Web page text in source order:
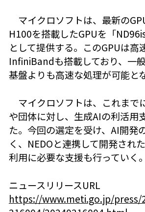
マイクロソフトは、最新の
H100を搭載したGPUを「
として提供する。このGPUは高
InfiniBandも搭載しており、一
基盤よりも高速な処理が可能と
マイクロソフトは、これまで
や団体に対し、生成AIの利活用
た。今回の選定を受け、AI開発
く、NEDOと連携して開発され
利用に必要な支援も行っていく。
ニュースリリースURL
https://www.meti.go.jp/press/